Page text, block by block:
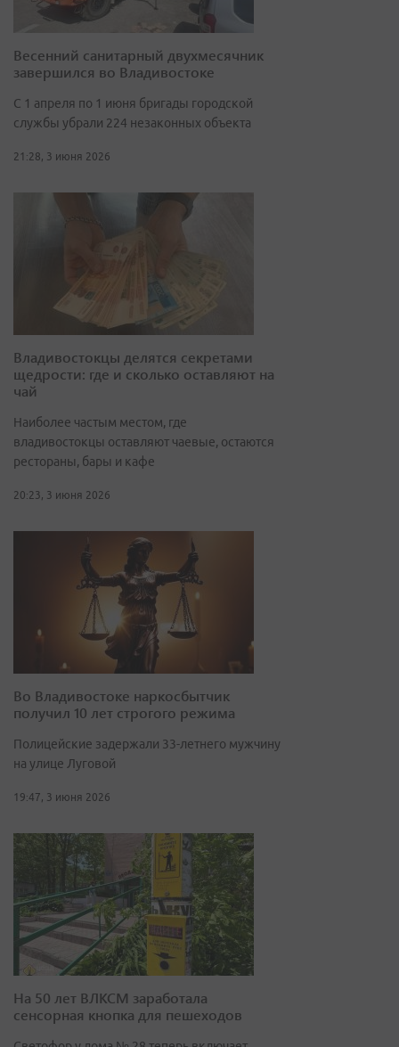
Весенний санитарный двухмесячник
завершился во Владивостоке
С 1 апреля по 1 июня бригады городской
службы убрали 224 незаконных объекта
21:28, 3 июня 2026
Владивостокцы делятся секретами
щедрости: где и сколько оставляют на
чай
Наиболее частым местом, где
владивостокцы оставляют чаевые, остаются
рестораны, бары и кафе
20:23, 3 июня 2026
Во Владивостоке наркосбытчик
получил 10 лет строгого режима
Полицейские задержали 33-летнего мужчину
на улице Луговой
19:47, 3 июня 2026
На 50 лет ВЛКСМ заработала
сенсорная кнопка для пешеходов